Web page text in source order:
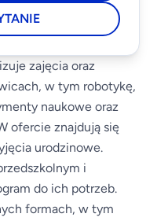
zajęcia oraz
w tym robotykę,
naukowe oraz
ofercie znajdują się
urodzinowe.
i
do ich potrzeb.
formach, w tym